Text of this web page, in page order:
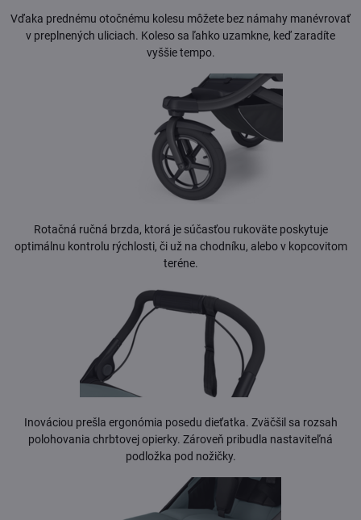
Vďaka prednému otočnému kolesu môžete bez námahy manévrovať
v preplnených uliciach. Koleso sa ľahko uzamkne, keď zaradíte
vyššie tempo.
Rotačná ručná brzda, ktorá je súčasťou rukoväte poskytuje
optimálnu kontrolu rýchlosti, či už na chodníku, alebo v kopcovitom
teréne.
Inováciou prešla ergonómia posedu dieťatka. Zväčšil sa rozsah
polohovania chrbtovej opierky. Zároveň pribudla nastaviteľná
podložka pod nožičky.